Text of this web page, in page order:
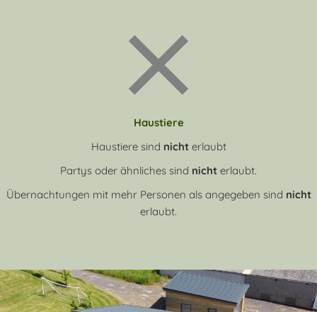
Haustiere
Haustiere sind nicht erlaubt
Partys oder ähnliches sind nicht erlaubt.
Übernachtungen mit mehr Personen als angegeben sind nicht
erlaubt.